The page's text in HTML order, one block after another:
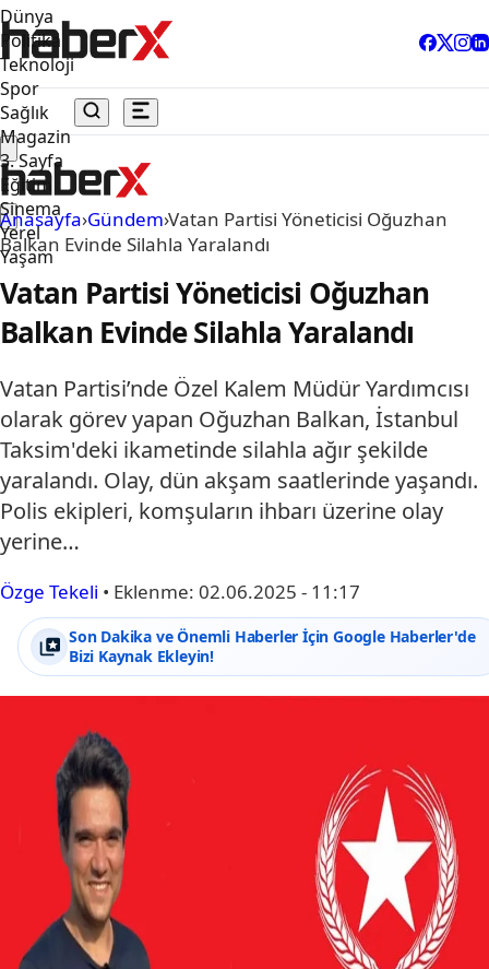
Dünya
Politika
Teknoloji
Spor
Sağlık
Magazin
3. Sayfa
Eğitim
Sinema
Yerel
Yaşam
Anasayfa›Gündem›Vatan Partisi Yöneticisi Oğuzhan
Balkan Evinde Silahla Yaralandı
Vatan Partisi Yöneticisi Oğuzhan
Balkan Evinde Silahla Yaralandı
Vatan Partisi’nde Özel Kalem Müdür Yardımcısı
olarak görev yapan Oğuzhan Balkan, İstanbul
Taksim'deki ikametinde silahla ağır şekilde
yaralandı. Olay, dün akşam saatlerinde yaşandı.
Polis ekipleri, komşuların ihbarı üzerine olay
yerine…
Özge Tekeli • Eklenme: 02.06.2025 - 11:17
Son Dakika ve Önemli Haberler İçin Google Haberler'de
Bizi Kaynak Ekleyin!